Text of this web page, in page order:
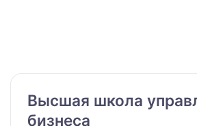
Высшая школа
бизнеса